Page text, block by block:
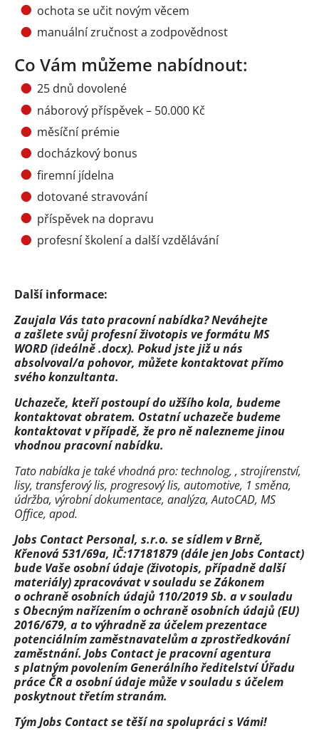
ochota se učit novým věcem
manuální zručnost a zodpovědnost
Co Vám můžeme nabídnout:
25 dnů dovolené
náborový příspěvek – 50.000 Kč
měsíční prémie
docházkový bonus
firemní jídelna
dotované stravování
příspěvek na dopravu
profesní školení a další vzdělávání
Další informace:
Zaujala Vás tato pracovní nabídka? Neváhejte
a zašlete svůj profesní životopis ve formátu MS
WORD (ideálně .docx). Pokud jste již u nás
absolvoval/a pohovor, můžete kontaktovat přímo
svého konzultanta.
Uchazeče, kteří postoupí do užšího kola, budeme
kontaktovat obratem. Ostatní uchazeče budeme
kontaktovat v případě, že pro ně nalezneme jinou
vhodnou pracovní nabídku.
Tato nabídka je také vhodná pro: technolog, , strojírenství,
lisy, transferový lis, progresový lis, automotive, 1 směna,
údržba, výrobní dokumentace, analýza, AutoCAD, MS
Office, apod.
Jobs Contact Personal, s.r.o. se sídlem v Brně,
Křenová 531/69a, IČ:17181879 (dále jen Jobs Contact)
bude Vaše osobní údaje (životopis, případně další
materiály) zpracovávat v souladu se Zákonem
o ochraně osobních údajů 110/2019 Sb. a v souladu
s Obecným nařízením o ochraně osobních údajů (EU)
2016/679, a to výhradně za účelem prezentace
potenciálním zaměstnavatelům a zprostředkování
zaměstnání. Jobs Contact je pracovní agentura
s platným povolením Generálního ředitelství Úřadu
práce ČR a osobní údaje může v souladu s účelem
poskytnout třetím stranám.
Tým Jobs Contact se těší na spolupráci s Vámi!